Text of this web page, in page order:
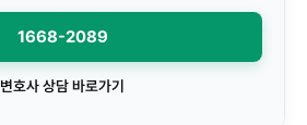
1668-2089
변호사 상담 바로가기